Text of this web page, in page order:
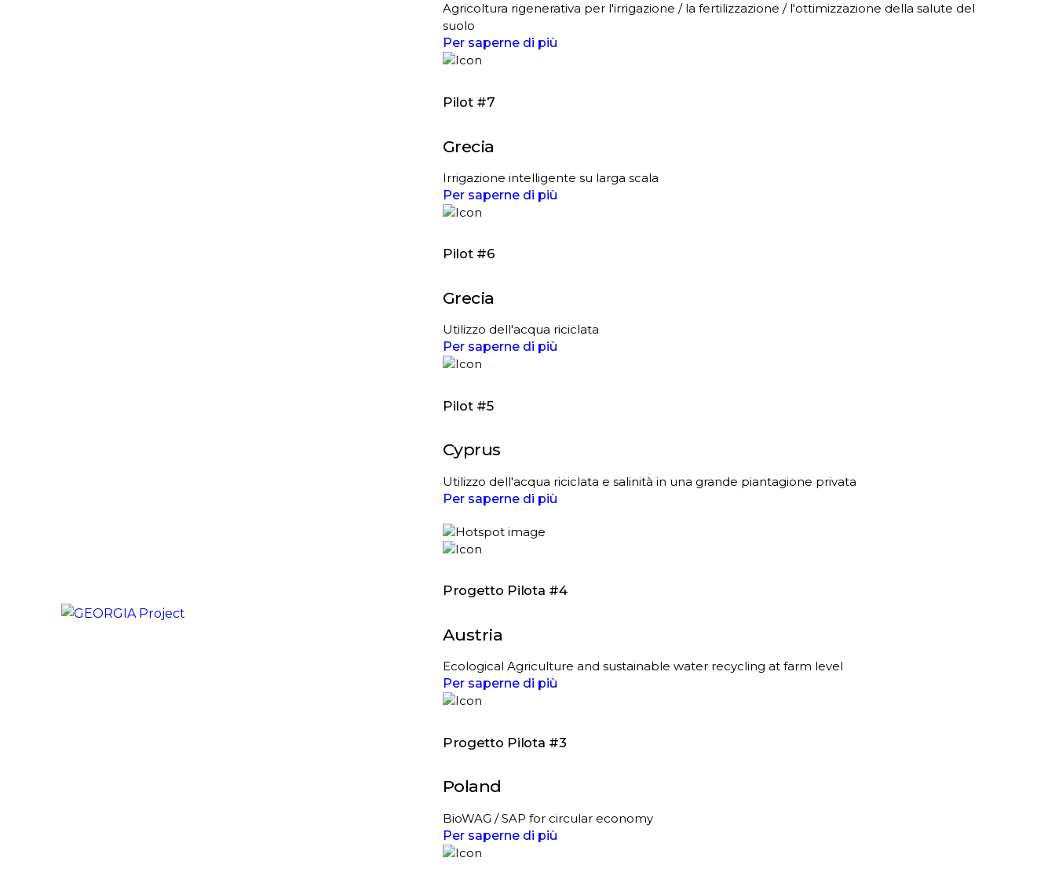
Agricoltura rigenerativa per l'irrigazione / la fertilizzazione / l'ottimizzazione della salute del
suolo
Per saperne di più
Pilot #7
Grecia
Irrigazione intelligente su larga scala
Per saperne di più
Pilot #6
Grecia
Utilizzo dell'acqua riciclata
Per saperne di più
Pilot #5
Cyprus
Utilizzo dell'acqua riciclata e salinità in una grande piantagione privata
Per saperne di più
Progetto Pilota #4
Austria
Ecological Agriculture and sustainable water recycling at farm level
Per saperne di più
Progetto Pilota #3
Poland
BioWAG / SAP for circular economy
Per saperne di più